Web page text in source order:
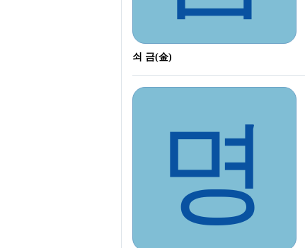
쇠 금(金)
명